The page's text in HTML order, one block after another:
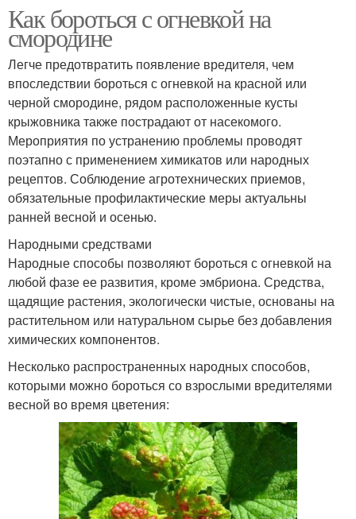
Как бороться с огневкой на
смородине
Легче предотвратить появление вредителя, чем
впоследствии бороться с огневкой на красной или
черной смородине, рядом расположенные кусты
крыжовника также пострадают от насекомого.
Мероприятия по устранению проблемы проводят
поэтапно с применением химикатов или народных
рецептов. Соблюдение агротехнических приемов,
обязательные профилактические меры актуальны
ранней весной и осенью.
Народными средствами
Народные способы позволяют бороться с огневкой на
любой фазе ее развития, кроме эмбриона. Средства,
щадящие растения, экологически чистые, основаны на
растительном или натуральном сырье без добавления
химических компонентов.
Несколько распространенных народных способов,
которыми можно бороться со взрослыми вредителями
весной во время цветения: